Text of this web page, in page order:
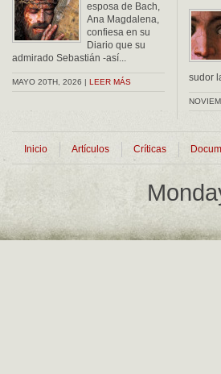
esposa de Bach,
Ana Magdalena,
confiesa en su
Diario que su
admirado Sebastián -así...
MAYO 20TH, 2026 | LEER MÁS
sudor
Inicio Artículos Críticas